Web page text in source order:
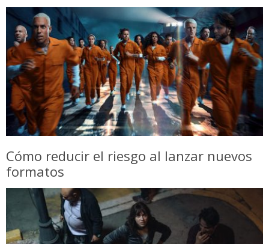
Cómo reducir el riesgo al lanzar nuevos
formatos